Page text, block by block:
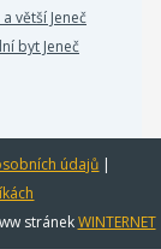
větší Jeneč
byt Jeneč
údajů |
stránekWINTERNET